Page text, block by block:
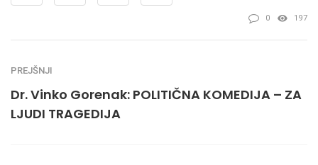
0 197
PREJŠNJI
Dr. Vinko Gorenak: POLITIČNA KOMEDIJA – ZA
LJUDI TRAGEDIJA